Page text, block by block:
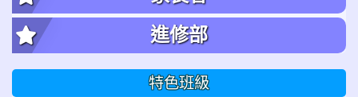
進修部
特色班級